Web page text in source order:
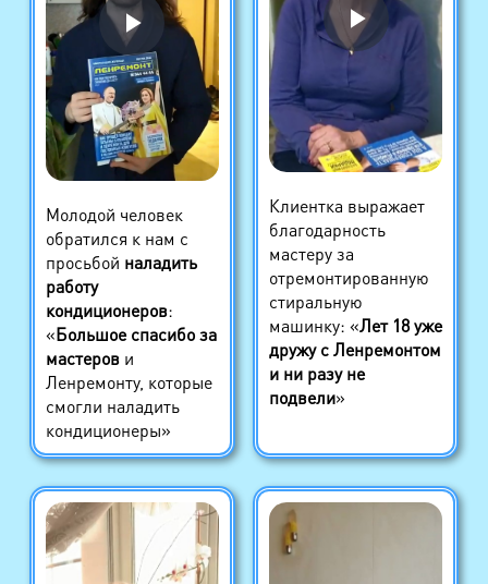
Молодой человек
обратился к нам с
просьбой наладить
работу
кондиционеров:
«Большое спасибо за
мастерови
Ленремонту, которые
смогли наладить
кондиционеры»
Клиентка выражает
благодарность
мастеру за
отремонтированную
стиральную
машинку: «Лет 18 уже
дружу с Ленремонтом
и ни разу не
подвели»